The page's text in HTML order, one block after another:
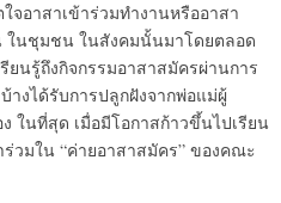
จอาสาเข้าร่วมทำงานหรืออาสา
ในชุมชน ในสังคมนั้นมาโดยตลอด
ยนรู้ถึงกิจกรรมอาสาสมัครผ่านการ
างได้รับการปลูกฝังจากพ่อแม่ผู้
ในที่สุด เมื่อมีโอกาสก้าวขึ้นไปเรียน
วมใน “ค่ายอาสาสมัคร” ของคณะ